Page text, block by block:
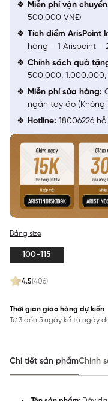
4.5(406)
Bảng size
100-115
Thời gian giao hàng dự kiến
Từ 3 đến 5 ngày kể từ ngày
Miễn phí vận
500.000 VNĐ
Tích điểm ArisPoint
hàng = 1 Arispoint =
Chính sách quà
500.000,
Miễn phí sửa hàng:
ngắn tay áo
Hotline: 18006226
Chi tiết sản phẩmChính